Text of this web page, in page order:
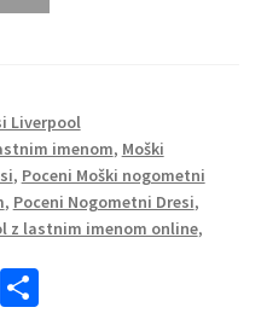
Liverpool
imenom, Moški
, Poceni Moški nogometni
, Poceni Nogometni Dresi,
z lastnim imenom online,
S